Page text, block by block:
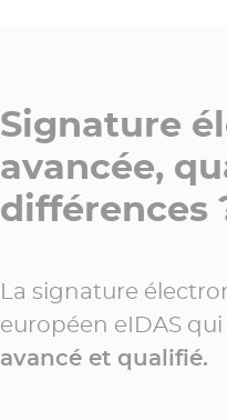
Signature
avancée,
différences
La signature
européen eIDAS
avancé et qualifié.